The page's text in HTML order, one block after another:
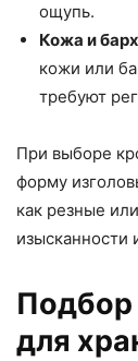
ощупь.
Кожа и
кожи или
требуют
При выборе
форму
как резные
изысканности
для